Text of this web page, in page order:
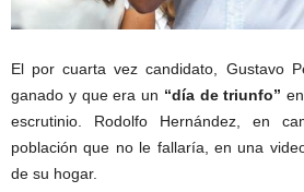
El por cuarta vez candidato, Gustavo
ganado y que era un “día de triunfo”
escrutinio. Rodolfo Hernández, en
población que no le fallaría, en una
de su hogar.